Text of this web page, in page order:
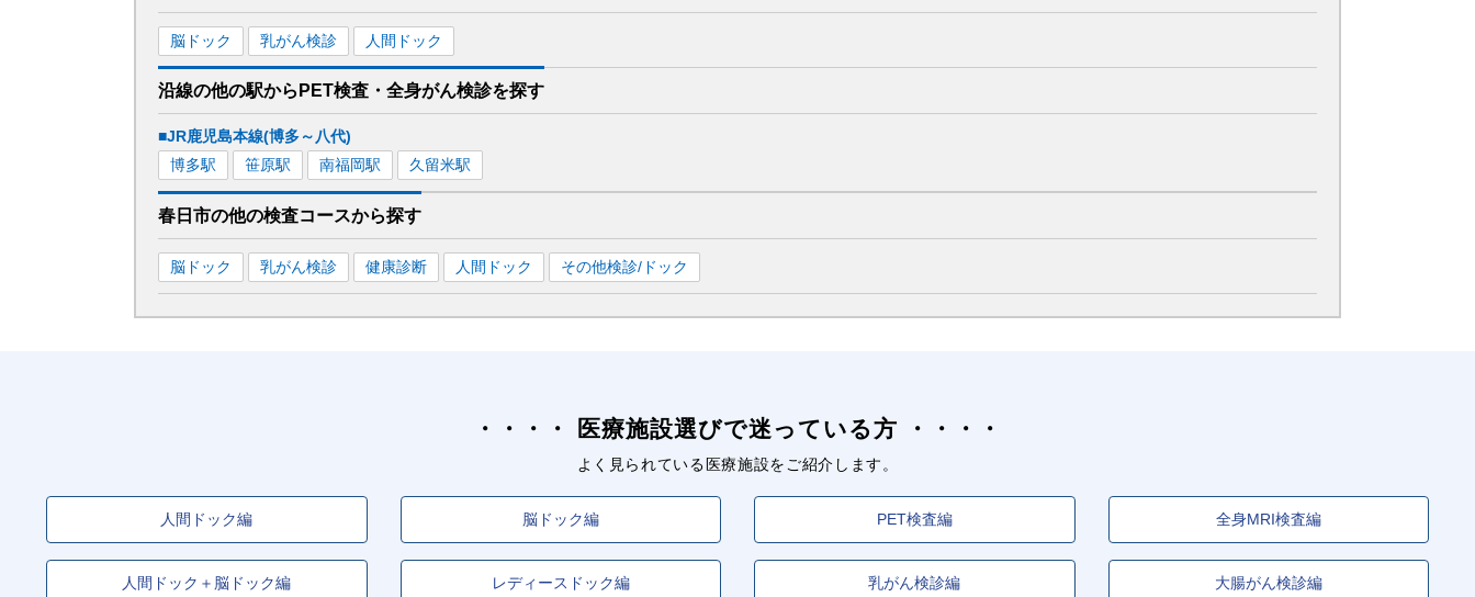
脳ドック 乳がん検診 人間ドック
沿線の他の駅から PET検査・全身がん検診を探す
■JR鹿児島本線(博多～八代)
博多駅 笹原駅 南福岡駅 久留米駅
春日市の他の検査コースから探す
脳ドック 乳がん検診 健康診断 人間ドック その他検診/ドック
医療施設選びで迷っている方
よく見られている医療施設をご紹介します。
人間ドック編 脳ドック編 PET検査編 全身MRI検査編
人間ドック＋脳ドック編 レディースドック編 乳がん検診編 大腸がん検診編